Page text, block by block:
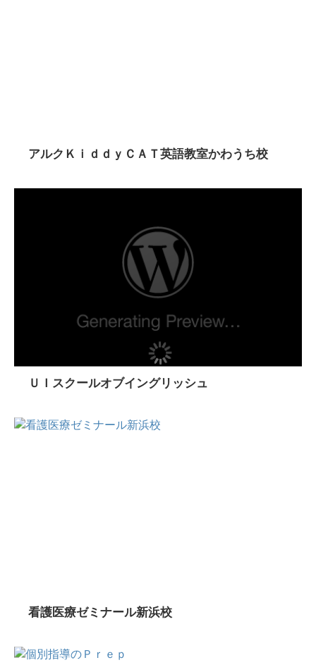
アルクＫｉｄｄｙＣＡＴ英語教室かわうち校
ＵＩスクールオブイングリッシュ
看護医療ゼミナール新浜校